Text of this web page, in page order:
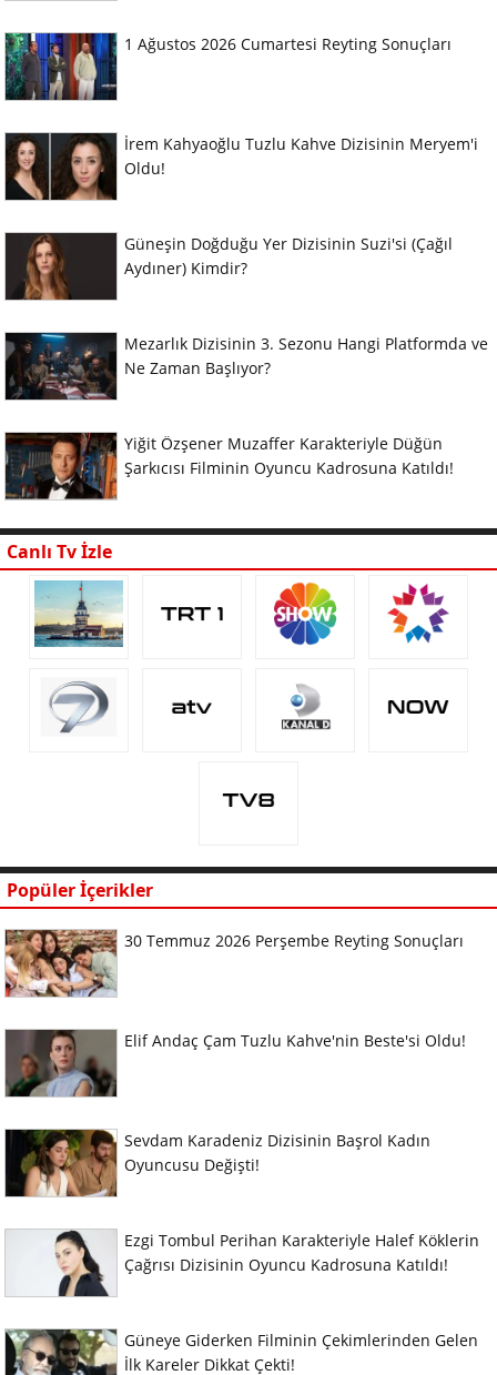
1 Ağustos 2026 Cumartesi Reyting Sonuçları
İrem Kahyaoğlu Tuzlu Kahve Dizisinin Meryem'i
Oldu!
Güneşin Doğduğu Yer Dizisinin Suzi'si (Çağıl
Aydıner) Kimdir?
Mezarlık Dizisinin 3. Sezonu Hangi Platformda ve
Ne Zaman Başlıyor?
Yiğit Özşener Muzaffer Karakteriyle Düğün
Şarkıcısı Filminin Oyuncu Kadrosuna Katıldı!
Canlı Tv İzle
Popüler İçerikler
30 Temmuz 2026 Perşembe Reyting Sonuçları
Elif Andaç Çam Tuzlu Kahve'nin Beste'si Oldu!
Sevdam Karadeniz Dizisinin Başrol Kadın
Oyuncusu Değişti!
Ezgi Tombul Perihan Karakteriyle Halef Köklerin
Çağrısı Dizisinin Oyuncu Kadrosuna Katıldı!
Güneye Giderken Filminin Çekimlerinden Gelen
İlk Kareler Dikkat Çekti!